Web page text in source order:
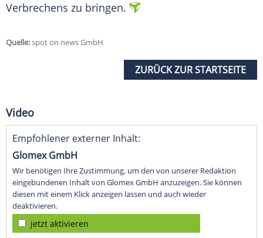
Verbrechens zu bringen.
Quelle:spot on news GmbH
ZURÜCK ZUR STARTSEITE
Video
Empfohlener externer Inhalt:
Glomex GmbH
Wir benötigen Ihre Zustimmung, um den von unserer Redaktion
eingebundenen Inhalt von Glomex GmbH anzuzeigen. Sie können
diesen mit einem Klick anzeigen lassen und auch wieder
deaktivieren.
jetzt aktivieren